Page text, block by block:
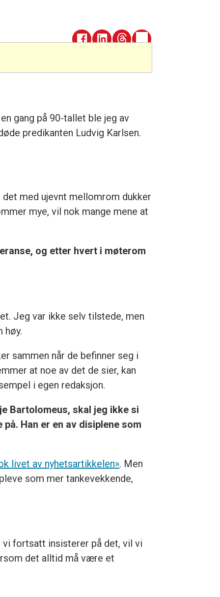
gang på 90-tallet ble jeg av
predikanten Ludvig Karlsen.
med ujevnt mellomrom dukker
mye, vil nok mange mene at
og etter hvert i møterom
Jeg var ikke selv tilstede, men
høy.
sammen når de befinner seg i
at noe av det de sier, kan
i egen redaksjon.
Bartolomeus, skal jeg ikke si
Han er en av disiplene som
livet av nyhetsartikkelen». Men
som mer tankevekkende,
vi fortsatt insisterer på det, vil vi
det alltid må være et